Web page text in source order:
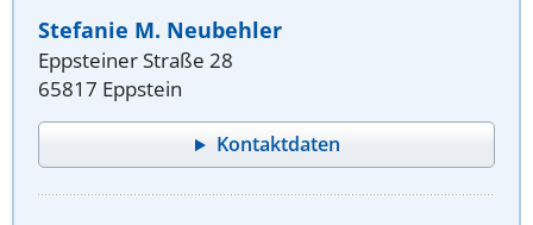
Stefanie M. Neubehler
Eppsteiner Straße 28
65817 Eppstein
Kontaktdaten